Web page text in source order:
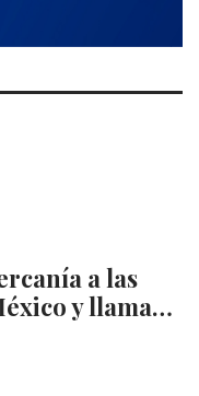
a las
y llama…